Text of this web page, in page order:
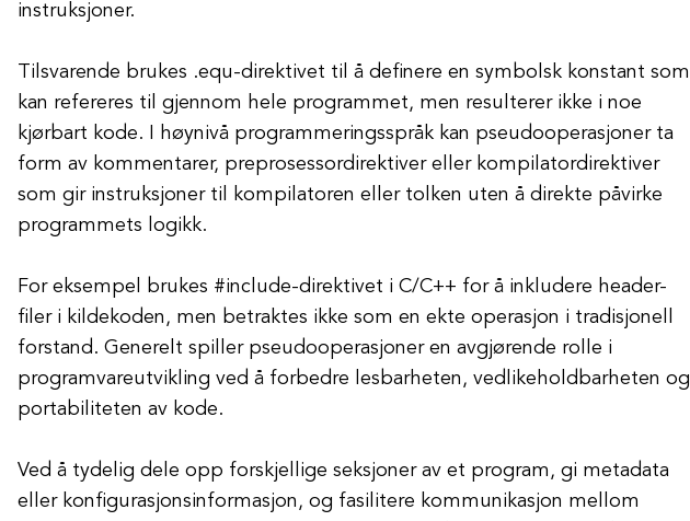
instruksjoner.
Tilsvarende brukes .equ-direktivet til å definere en symbolsk konstant som
kan refereres til gjennom hele programmet, men resulterer ikke i noe
kjørbart kode. I høynivå programmeringsspråk kan pseudooperasjoner ta
form av kommentarer, preprosessordirektiver eller kompilatordirektiver
som gir instruksjoner til kompilatoren eller tolken uten å direkte påvirke
programmets logikk.
For eksempel brukes #include-direktivet i C/C++ for å inkludere header-
filer i kildekoden, men betraktes ikke som en ekte operasjon i tradisjonell
forstand. Generelt spiller pseudooperasjoner en avgjørende rolle i
programvareutvikling ved å forbedre lesbarheten, vedlikeholdbarheten og
portabiliteten av kode.
Ved å tydelig dele opp forskjellige seksjoner av et program, gi metadata
eller konfigurasjonsinformasjon, og fasilitere kommunikasjon mellom